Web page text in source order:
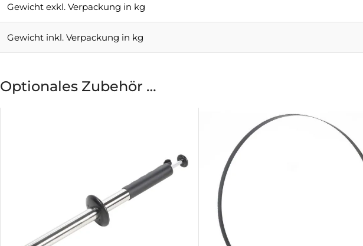
Gewicht exkl. Verpackung in kg
Gewicht inkl. Verpackung in kg
Optionales Zubehör …